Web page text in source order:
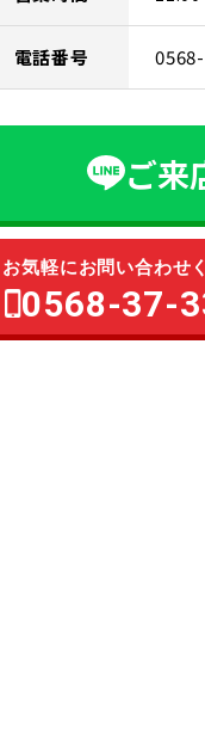
電話番号
ご来
お気軽にお問い合わせ
0568-37-